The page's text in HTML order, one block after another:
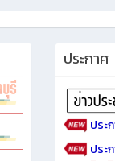
ประกาศ